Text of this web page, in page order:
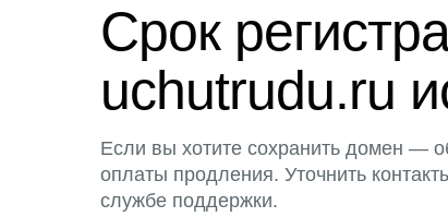
Срок
uchutrudu.ru
Если вы хотите сохранить домен —
оплаты продления. Уточнить
службе поддержки.